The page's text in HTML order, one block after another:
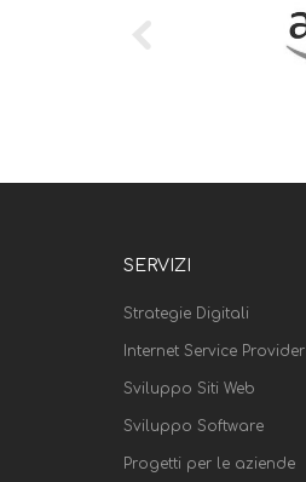
SERVIZI
Strategie Digitali
Internet Service Provider
Sviluppo Siti Web
Sviluppo Software
Progetti per le aziende